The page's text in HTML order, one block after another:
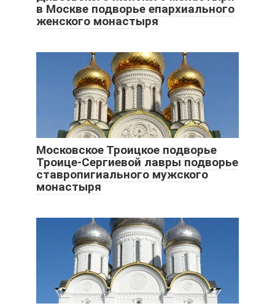
в Москве подворье епархиального
женского монастыря
Московское Троицкое подворье
Троице-Сергиевой лавры подворье
ставропигиального мужского
монастыря